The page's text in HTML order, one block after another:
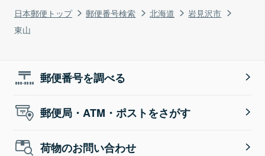
日本郵便トップ 郵便番号検索 北海道
岩見沢市
東山
郵便番号を調べる
郵便局・ATM・ポストをさがす
荷物のお問い合わせ